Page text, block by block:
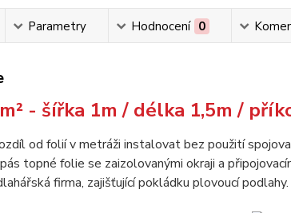
Parametry Hodnocení 0
- šířka 1m / délka 1,5m /
od folií v metráži instalovat bez použití
topné folie se zaizolovanými okraji a
firma, zajišťující pokládku plovoucí